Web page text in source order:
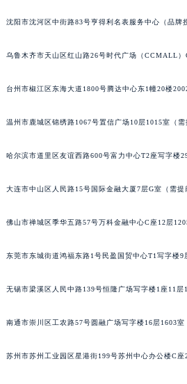
沈阳市沈河区中街路83号亨得利名表服务中心（品牌
乌鲁木齐市天山区红山路26号时代广场（CCMALL）
台州市椒江区东海大道1800号腾达中心东1幢20楼
温州市鹿城区锦绣路1067号置信广场10层1015室（需
哈尔滨市道里区友谊西路600号富力中心T2座写字楼
大连市中山区人民路15号国际金融大厦7层G室（需提
佛山市禅城区季华五路57号万科金融中心C座12层
东莞市东城街道鸿福东路1号民盈国贸中心T1写字楼9
无锡市梁溪区人民中路139号恒隆广场写字楼1座11层
南通市崇川区工农路57号圆融广场写字楼16层1603室
苏州市苏州工业园区星港街199号苏州中心办公楼C座